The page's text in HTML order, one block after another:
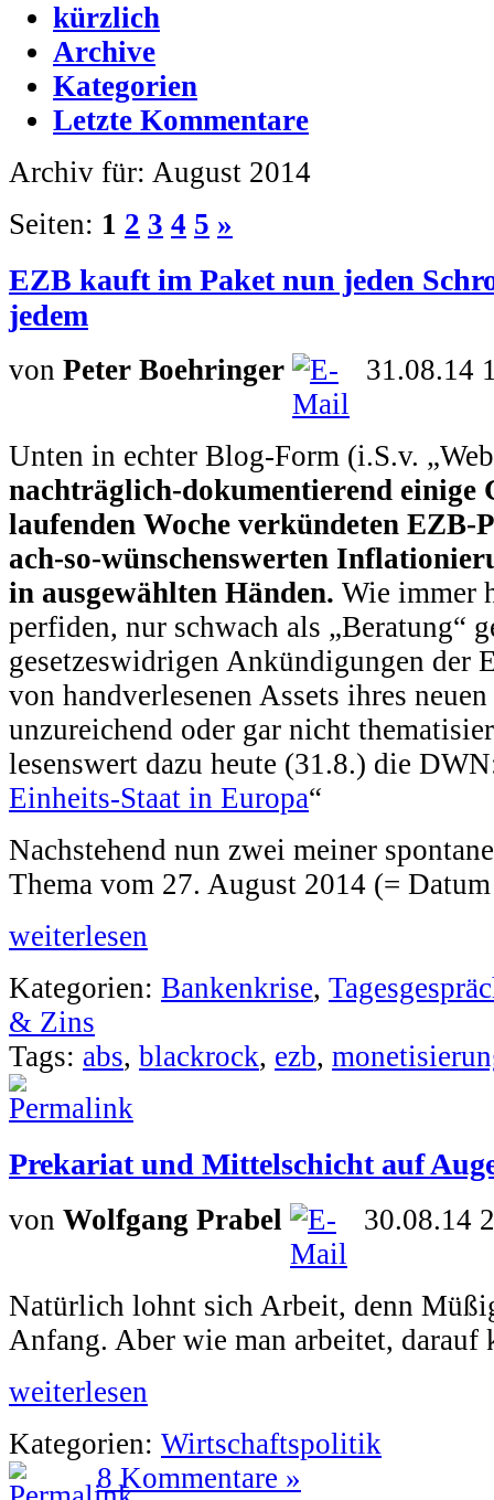
kürzlich
Archive
Kategorien
Letzte Kommentare
Archiv für: August 2014
Seiten: 1 2 3 4 5 »
EZB kauft im Paket nun jeden
jedem
von Peter Boehringer 31.08.14
Unten in echter Blog-Form (i.S.v.
nachträglich-dokumentierend einige
laufenden Woche verkündeten EZB-
ach-so-wünschenswerten
in ausgewählten Händen. Wie immer
perfiden, nur schwach als „Beratung“
gesetzeswidrigen Ankündigungen der
von handverlesenen Assets ihres
unzureichend oder gar nicht
lesenswert dazu heute (31.8.) die
Einheits-Staat in Europa“
Nachstehend nun zwei meiner
Thema vom 27. August 2014 (=
weiterlesen
Kategorien: Bankenkrise,
& Zins
Tags: abs, blackrock, ezb,
Prekariat und Mittelschicht auf
von Wolfgang Prabel 30.08.14
Natürlich lohnt sich Arbeit, denn
Anfang. Aber wie man arbeitet, darauf
weiterlesen
Kategorien: Wirtschaftspolitik
8 Kommentare »